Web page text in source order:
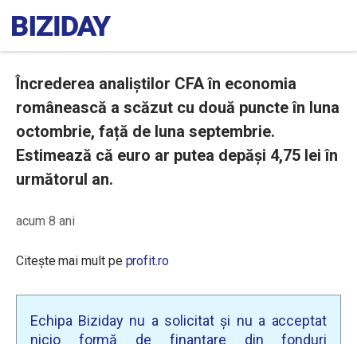
Încrederea analiştilor CFA în economia
românească a scăzut cu două puncte în luna
octombrie, față de luna septembrie.
Estimează că euro ar putea depăşi 4,75 lei în
următorul an.
acum 8 ani
Citește mai mult pe profit.ro
Echipa Biziday nu a solicitat și nu a acceptat
nicio formă de finanțare din fonduri